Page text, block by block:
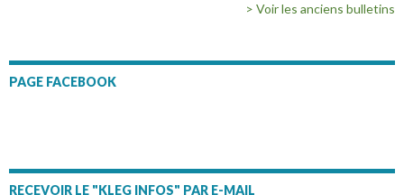
> Voir les anciens bulletins
PAGE FACEBOOK
RECEVOIR LE "KLEG INFOS" PAR E-MAIL